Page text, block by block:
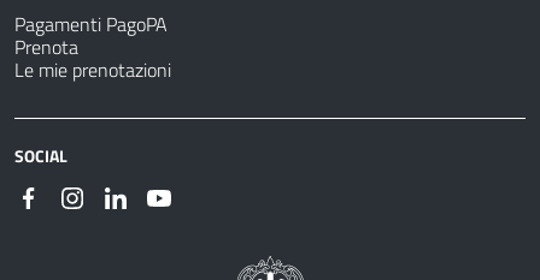
Pagamenti PagoPA
Prenota
Le mie prenotazioni
SOCIAL